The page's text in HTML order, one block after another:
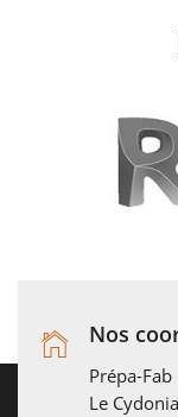
Nos
Prépa-Fab
Le Cydonia